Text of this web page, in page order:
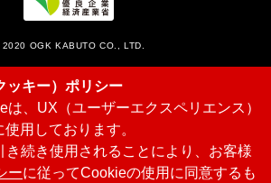
OGK KABUTO CO., LTD.
キー）ポリシー
は、UX（ユーザーエクスペリエンス）
用しております。
き続き使用されることにより、お客様
ーに従ってCookieの使用に同意するも